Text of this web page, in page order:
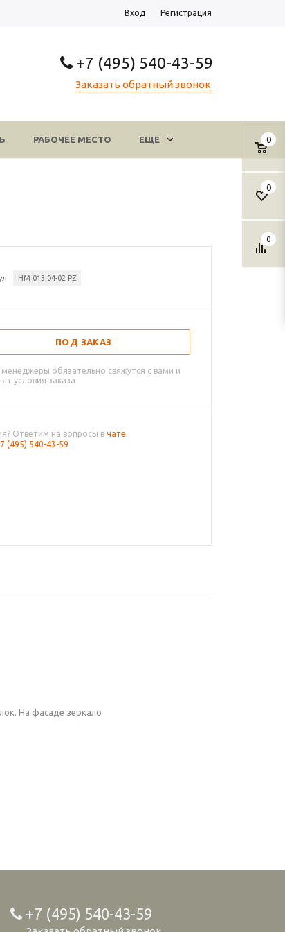
Вход Регистрация
+7 (495) 540-43-59
Заказать обратный звонок
0
0
0
РАБОЧЕЕ МЕСТО ЕЩЕ
НМ 013.04-02 PZ
ПОД ЗАКАЗ
обязательно свяжутся с вами и
условия заказа
Ответим на вопросы в чате
(495) 540-43-59
На фасаде зеркало
+7 (495) 540-43-59